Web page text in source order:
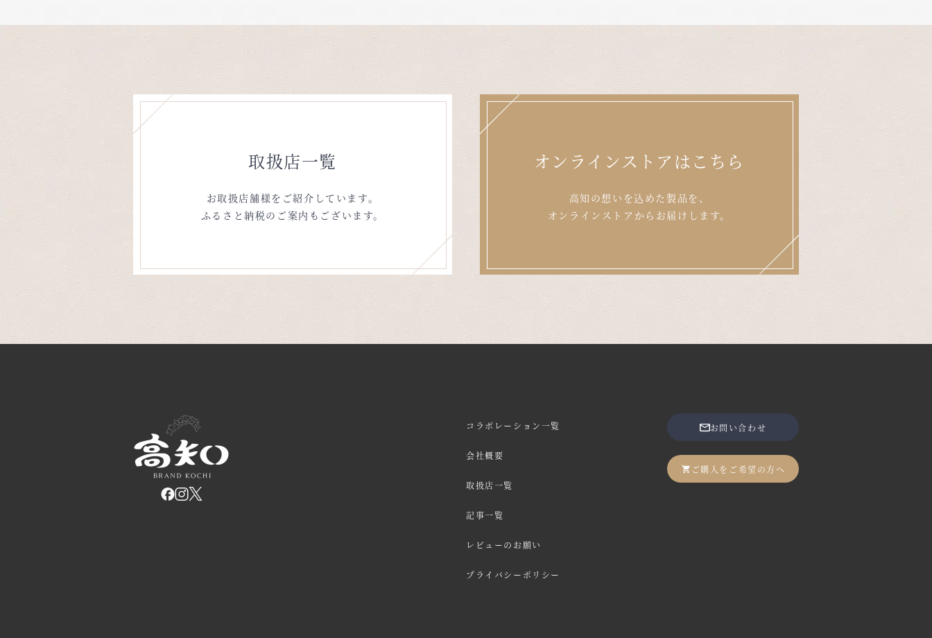
取扱店一覧
お取扱店舗様をご紹介しています。
ふるさと納税のご案内もございます。
オンラインストアはこちら
高知の想いを込めた製品を、
オンラインストアからお届けします。
コラボレーション一覧
会社概要
取扱店一覧
記事一覧
レビューのお願い
プライバシーポリシー
お問い合わせ
ご購入をご希望の方へ